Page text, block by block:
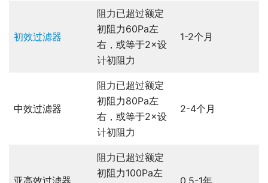
初效过滤器
阻力已超过额定
初阻力60Pa左
右，或等于2×设
计初阻力
1-2个月
中效过滤器
阻力已超过额定
初阻力80Pa左
右，或等于2×设
计初阻力
2-4个月
亚高效过滤器
阻力已超过额定
初阻力100Pa左
0.5-1年